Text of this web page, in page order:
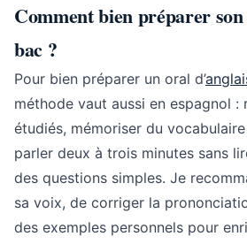
Comment bien préparer
bac ?
Pour bien préparer un oral d’
méthode vaut aussi en espagnol :
étudiés, mémoriser du vocabulaire
parler deux à trois minutes sans
des questions simples. Je
sa voix, de corriger la
des exemples personnels pour